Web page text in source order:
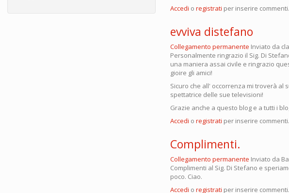
Accedi o registrati per inserire commenti.
evviva distefano
Collegamento permanente Inviato da
Personalmente ringrazio il Sig. Di
una maniera assai civile e ringrazio
gioire gli amici!
Sicuro che all' occorrenza mi troverà
spettatrice delle sue televisioni!
Grazie anche a questo blog e a tutti i
Accedi o registrati per inserire commenti.
Complimenti.
Collegamento permanente Inviato da
Complimenti al Sig. Di Stefano e
poco. Ciao.
Accedi o registrati per inserire commenti.